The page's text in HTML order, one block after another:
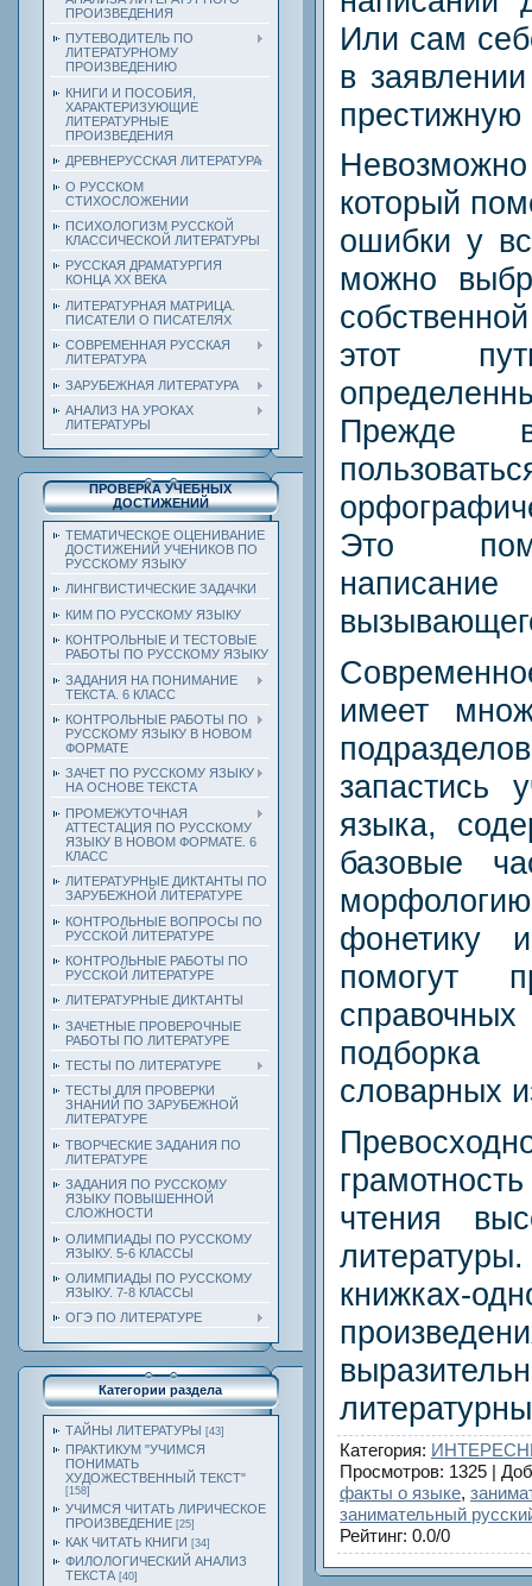
ПРОИЗВЕДЕНИЯ
ПУТЕВОДИТЕЛЬ ПО
ЛИТЕРАТУРНОМУ
ПРОИЗВЕДЕНИЮ
КНИГИ И ПОСОБИЯ,
ХАРАКТЕРИЗУЮЩИЕ
ЛИТЕРАТУРНЫЕ
ПРОИЗВЕДЕНИЯ
ДРЕВНЕРУССКАЯ ЛИТЕРАТУРА
О РУССКОМ
СТИХОСЛОЖЕНИИ
ПСИХОЛОГИЗМ РУССКОЙ
КЛАССИЧЕСКОЙ ЛИТЕРАТУРЫ
РУССКАЯ ДРАМАТУРГИЯ
КОНЦА ХХ ВЕКА
ЛИТЕРАТУРНАЯ МАТРИЦА.
ПИСАТЕЛИ О ПИСАТЕЛЯХ
СОВРЕМЕННАЯ РУССКАЯ
ЛИТЕРАТУРА
ЗАРУБЕЖНАЯ ЛИТЕРАТУРА
АНАЛИЗ НА УРОКАХ
ЛИТЕРАТУРЫ
ПРОВЕРКА УЧЕБНЫХ
ДОСТИЖЕНИЙ
ТЕМАТИЧЕСКОЕ ОЦЕНИВАНИЕ
ДОСТИЖЕНИЙ УЧЕНИКОВ ПО
РУССКОМУ ЯЗЫКУ
ЛИНГВИСТИЧЕСКИЕ ЗАДАЧКИ
КИМ ПО РУССКОМУ ЯЗЫКУ
КОНТРОЛЬНЫЕ И ТЕСТОВЫЕ
РАБОТЫ ПО РУССКОМУ ЯЗЫКУ
ЗАДАНИЯ НА ПОНИМАНИЕ
ТЕКСТА. 6 КЛАСС
КОНТРОЛЬНЫЕ РАБОТЫ ПО
РУССКОМУ ЯЗЫКУ В НОВОМ
ФОРМАТЕ
ЗАЧЕТ ПО РУССКОМУ ЯЗЫКУ
НА ОСНОВЕ ТЕКСТА
ПРОМЕЖУТОЧНАЯ
АТТЕСТАЦИЯ ПО РУССКОМУ
ЯЗЫКУ В НОВОМ ФОРМАТЕ. 6
КЛАСС
ЛИТЕРАТУРНЫЕ ДИКТАНТЫ ПО
ЗАРУБЕЖНОЙ ЛИТЕРАТУРЕ
КОНТРОЛЬНЫЕ ВОПРОСЫ ПО
РУССКОЙ ЛИТЕРАТУРЕ
КОНТРОЛЬНЫЕ РАБОТЫ ПО
РУССКОЙ ЛИТЕРАТУРЕ
ЛИТЕРАТУРНЫЕ ДИКТАНТЫ
ЗАЧЕТНЫЕ ПРОВЕРОЧНЫЕ
РАБОТЫ ПО ЛИТЕРАТУРЕ
ТЕСТЫ ПО ЛИТЕРАТУРЕ
ТЕСТЫ ДЛЯ ПРОВЕРКИ
ЗНАНИЙ ПО ЗАРУБЕЖНОЙ
ЛИТЕРАТУРЕ
ТВОРЧЕСКИЕ ЗАДАНИЯ ПО
ЛИТЕРАТУРЕ
ЗАДАНИЯ ПО РУССКОМУ
ЯЗЫКУ ПОВЫШЕННОЙ
СЛОЖНОСТИ
ОЛИМПИАДЫ ПО РУССКОМУ
ЯЗЫКУ. 5-6 КЛАССЫ
ОЛИМПИАДЫ ПО РУССКОМУ
ЯЗЫКУ. 7-8 КЛАССЫ
ОГЭ ПО ЛИТЕРАТУРЕ
Категории раздела
ТАЙНЫ ЛИТЕРАТУРЫ [43]
ПРАКТИКУМ "УЧИМСЯ
ПОНИМАТЬ
ХУДОЖЕСТВЕННЫЙ ТЕКСТ"
[158]
УЧИМСЯ ЧИТАТЬ ЛИРИЧЕСКОЕ
ПРОИЗВЕДЕНИЕ [25]
КАК ЧИТАТЬ КНИГИ [34]
ФИЛОЛОГИЧЕСКИЙ АНАЛИЗ
ТЕКСТА [40]
Или сам
в
престижную
который
ошибки у
можно
этот
Прежде
Это
имеет
запастись
языка,
базовые
фонетику
помогут
подборка
словарных
чтения
книжках-
Категория:
Просмотров: 1325 |
факты о языке,
занимательный
Рейтинг: 0.0/0